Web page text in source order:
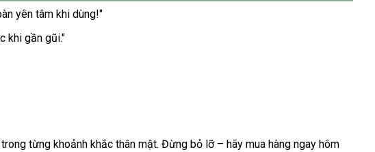
yên tâm khi dùng!"
khi gần gũi."
từng khoảnh khắc thân mật. Đừng bỏ lỡ – hãy mua hàng ngay hôm